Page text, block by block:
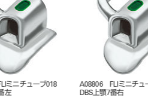
A08808 FLIミニチューブ022
DBS上顎7番右
A08816
DBS下顎7